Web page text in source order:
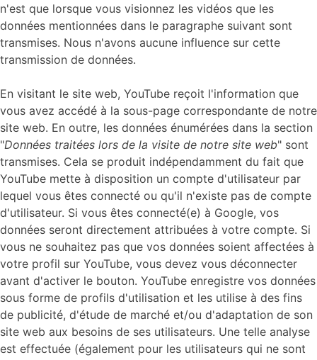
n'est que lorsque vous visionnez les vidéos que les
données mentionnées dans le paragraphe suivant sont
transmises. Nous n'avons aucune influence sur cette
transmission de données.
En visitant le site web, YouTube reçoit l'information que
vous avez accédé à la sous-page correspondante de notre
site web. En outre, les données énumérées dans la section
"Données traitées lors de la visite de notre site web" sont
transmises. Cela se produit indépendamment du fait que
YouTube mette à disposition un compte d'utilisateur par
lequel vous êtes connecté ou qu'il n'existe pas de compte
d'utilisateur. Si vous êtes connecté(e) à Google, vos
données seront directement attribuées à votre compte. Si
vous ne souhaitez pas que vos données soient affectées à
votre profil sur YouTube, vous devez vous déconnecter
avant d'activer le bouton. YouTube enregistre vos données
sous forme de profils d'utilisation et les utilise à des fins
de publicité, d'étude de marché et/ou d'adaptation de son
site web aux besoins de ses utilisateurs. Une telle analyse
est effectuée (également pour les utilisateurs qui ne sont